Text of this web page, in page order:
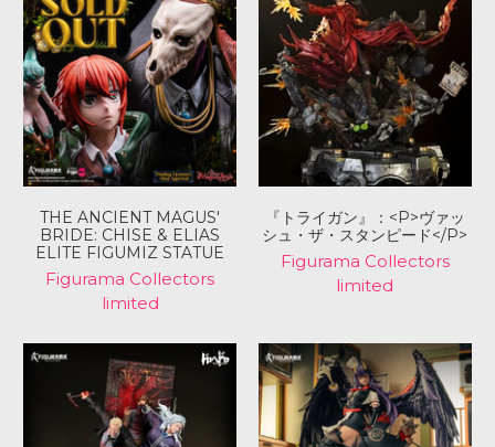
THE ANCIENT MAGUS'
BRIDE: CHISE & ELIAS
ELITE FIGUMIZ STATUE
Figurama Collectors
limited
『トライガン』：<P>ヴァッ
シュ・ザ・スタンピード</P>
Figurama Collectors
limited